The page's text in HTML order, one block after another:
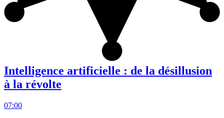
Intelligence artificielle : de la désillusion
à la révolte
07:00